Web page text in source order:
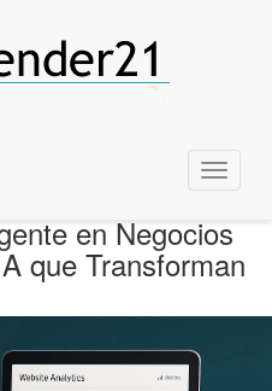
Menu
en Negocios
que Transforman